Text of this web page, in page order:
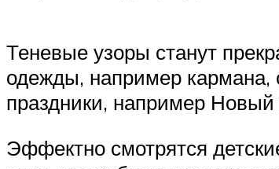
Теневые узоры станут
одежды, например кармана,
праздники, например Новый
Эффектно смотрятся